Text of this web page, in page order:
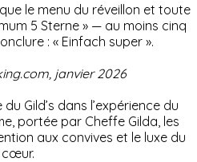
le menu du réveillon et toute
5 Sterne » — au moins cinq
: « Einfach super ».
janvier 2026
Gild’s dans l’expérience du
portée par Cheffe Gilda, les
aux convives et le luxe du
cœur.